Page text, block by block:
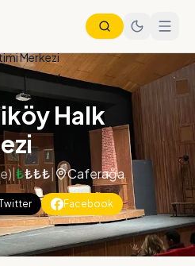
Vapur Saatleri
Merkezi
Halk
₺₺₺₺ Caferağa
Facebook